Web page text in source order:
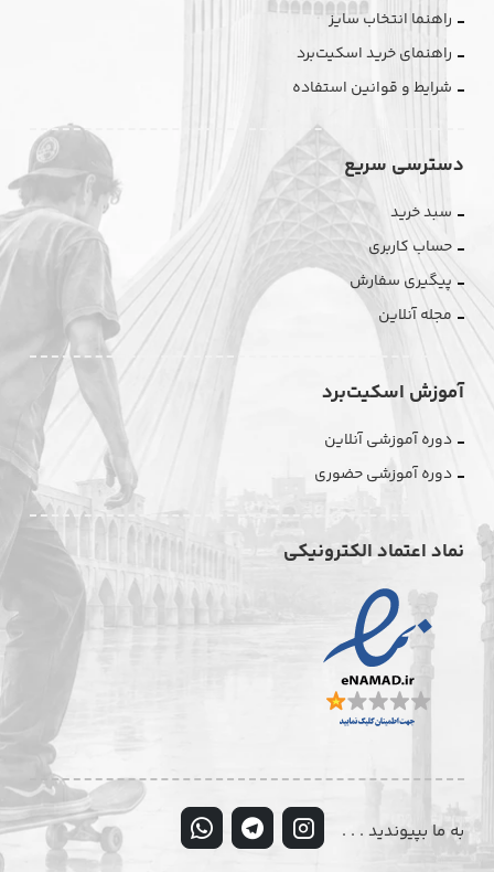
راهنما انتخاب سایز
راهنمای خرید اسکیت‌برد
شرایط و قوانین استفاده
دسترسی سریع
سبد خرید
حساب کاربری
پیگیری سفارش
مجله آنلاین
آموزش اسکیت‌برد
دوره آموزشی آنلاین
دوره آموزشی حضوری
نماد اعتماد الکترونیکی
به ما بپیوندید . . .